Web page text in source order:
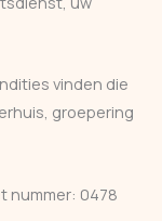
vinden die
groepering
nummer: 0478